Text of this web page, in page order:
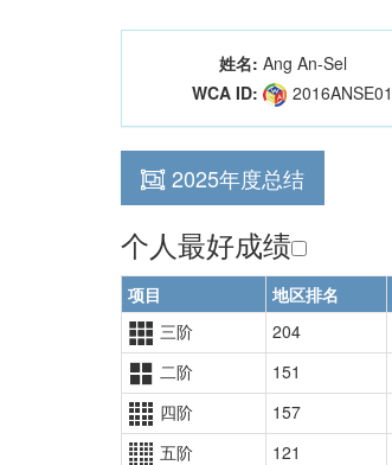
姓名: Ang An-Sel
WCA ID:
2016ANSE01
2025年度总结
个人最好成绩
项目 地区排名
三阶
204
二阶
151
四阶
157
五阶
121